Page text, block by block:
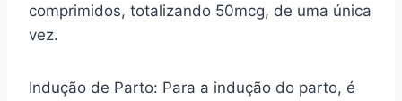
comprimidos, totalizando 50mcg, de uma única
vez.
Indução de Parto: Para a indução do parto, é